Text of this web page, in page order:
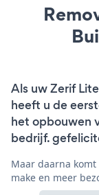
Als uw Zerif
heeft u de
het opbouwen
bedrijf.
Maar daarna
make en meer